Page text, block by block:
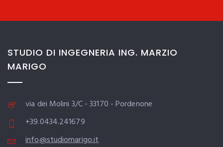
STUDIO DI INGEGNERIA ING. MARZIO
MARIGO
via dei Molini 3/C - 33170 - Pordenone
+39.0434.241679
info@studiomarigo.it